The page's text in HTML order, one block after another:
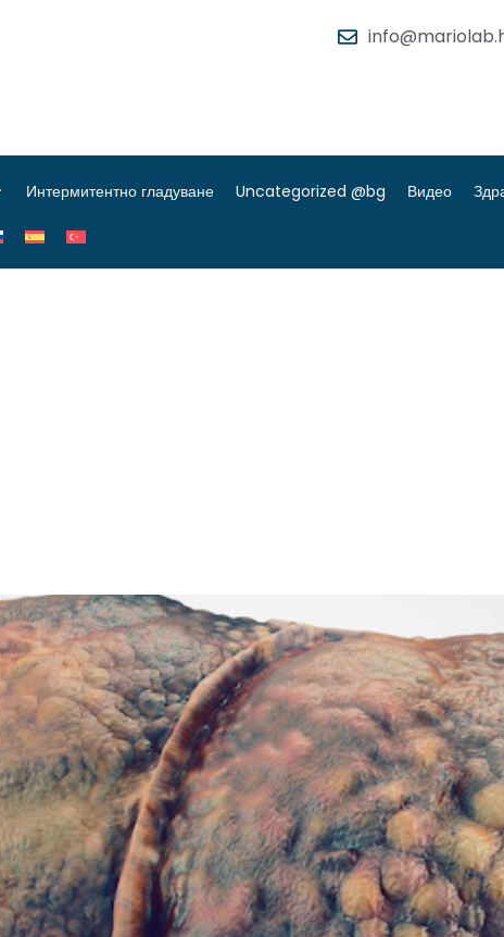
Интермитентно гладуване Uncategorized @bg Видео